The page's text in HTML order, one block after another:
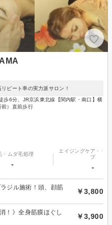
ピート率の実力派サロン！
歩6分、JR京浜東北線【関内駅・南口】横
）直前歩行
・ムダ毛処理
-
エイジングケア・リ
プ
-
ジル施術！頭、顔筋
￥3,800
！》全身筋膜ほぐし
￥3,900